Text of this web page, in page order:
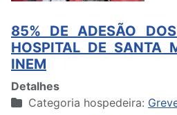
85% DE ADESÃO
HOSPITAL DE SANTA
INEM
Detalhes
Categoria hospedeira: